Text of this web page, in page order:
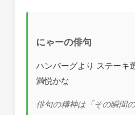
にゃーの俳句
ハンバーグより ステーキ
満悦かな
俳句の精神は「その瞬間